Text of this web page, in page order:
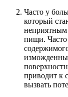
Часто у
который
неприятным
пищи. Часто
приводит к
вызвать